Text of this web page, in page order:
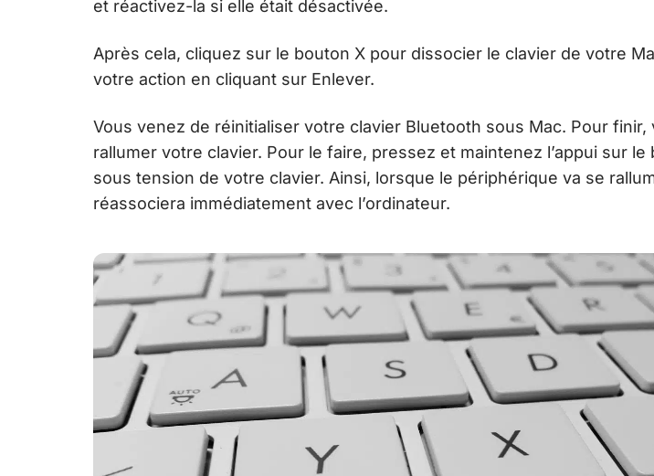
et réactivez-la si elle était désactivée.
Après cela, cliquez sur le bouton X pour dissocier le clavier de votre
votre action en cliquant sur Enlever.
Vous venez de réinitialiser votre clavier Bluetooth sous Mac. Pour finir,
rallumer votre clavier. Pour le faire, pressez et maintenez l’appui sur le
sous tension de votre clavier. Ainsi, lorsque le périphérique va se
réassociera immédiatement avec l’ordinateur.